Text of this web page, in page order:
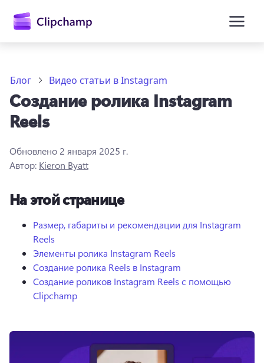
содержимому
Попробовать бесплатно
Блог Видео статьи в Instagram
Создание ролика Instagram
Reels
Обновлено 2 января 2025 г.
Автор: Kieron Byatt
На этой странице
Размер, габариты и рекомендации для Instagram
Reels
Элементы ролика Instagram Reels
Создание ролика Reels в Instagram
Создание роликов Instagram Reels с помощью
Clipchamp